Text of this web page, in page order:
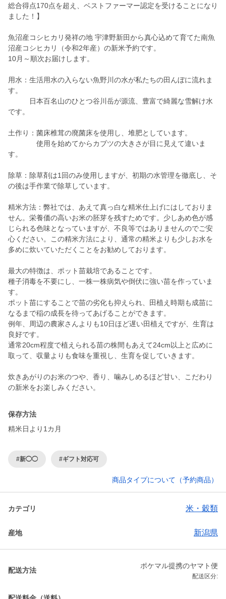
総合得点170点を超え、ベストファーマー認定を受けることになり
ました！】
魚沼産コシヒカリ発祥の地 宇津野新田から真心込めて育てた南魚
沼産コシヒカリ（令和2年産）の新米予約です。
10月～順次お届けします。
用水：生活用水の入らない魚野川の水が私たちの田んぼに流れま
す。
日本百名山のひとつ谷川岳が源流、豊富で綺麗な雪解け水
です。
土作り：菌床椎茸の廃菌床を使用し、堆肥としています。
使用を始めてからカブツの大きさが目に見えて違いま
す。
除草：除草剤は1回のみ使用しますが、初期の水管理を徹底し、そ
の後は手作業で除草しています。
精米方法：弊社では、あえて真っ白な精米仕上げにはしておりま
せん。栄養価の高いお米の胚芽を残すためです。少しあめ色が感
じられる色味となっていますが、不良等ではありませんのでご安
心ください。この精米方法により、通常の精米よりも少しお水を
多めに炊いていただくことをお勧めしております。
最大の特徴は、ポット苗栽培であることです。
種子消毒を不要にし、一株一株病気や倒伏に強い苗を作っていま
す。
ポット苗にすることで苗の劣化も抑えられ、田植え時期も成苗に
なるまで稲の成長を待ってあげることができます。
例年、周辺の農家さんよりも10日ほど遅い田植えですが、生育は
良好です。
通常20cm程度で植えられる苗の株間もあえて24cm以上と広めに
取って、収量よりも食味を重視し、生育を促していきます。
炊きあがりのお米のつや、香り、噛みしめるほど甘い、こだわり
の新米をお楽しみください。
保存方法
精米日より1カ月
#新◯◯ #ギフト対応可
商品タイプについて（予約商品）
カテゴリ 米・穀類
産地 新潟県
配送方法
ポケマル提携のヤマト便
配送区分: